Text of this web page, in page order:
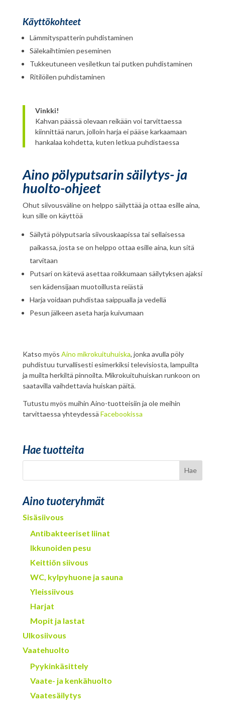
Käyttökohteet
Lämmityspatterin puhdistaminen
Sälekaihtimien peseminen
Tukkeutuneen vesiletkun tai putken puhdistaminen
Ritilöilen puhdistaminen
Vinkki!
Kahvan päässä olevaan reikään voi tarvittaessa
kiinnittää narun, jolloin harja ei pääse karkaamaan
hankalaa kohdetta, kuten letkua puhdistaessa
Aino pölyputsarin säilytys- ja
huolto-ohjeet
Ohut siivousväline on helppo säilyttää ja ottaa esille aina,
kun sille on käyttöä
Säilytä pölyputsaria siivouskaapissa tai sellaisessa
paikassa, josta se on helppo ottaa esille aina, kun sitä
tarvitaan
Putsari on kätevä asettaa roikkumaan säilytyksen ajaksi
sen kädensijaan muotoillusta reiästä
Harja voidaan puhdistaa saippualla ja vedellä
Pesun jälkeen aseta harja kuivumaan
Katso myös Aino mikrokuituhuiska, jonka avulla pöly
puhdistuu turvallisesti esimerkiksi televisiosta, lampuilta
ja muilta herkiltä pinnoilta. Mikrokuituhuiskan runkoon on
saatavilla vaihdettavia huiskan päitä.
Tutustu myös muihin Aino-tuotteisiin ja ole meihin
tarvittaessa yhteydessä Facebookissa
Hae tuotteita
Aino tuoteryhmät
Sisäsiivous
Antibakteeriset liinat
Ikkunoiden pesu
Keittiön siivous
WC, kylpyhuone ja sauna
Yleissiivous
Harjat
Mopit ja lastat
Ulkosiivous
Vaatehuolto
Pyykinkäsittely
Vaate- ja kenkähuolto
Vaatesäilytys